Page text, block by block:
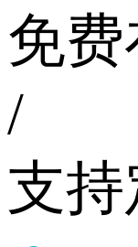
免
/
支